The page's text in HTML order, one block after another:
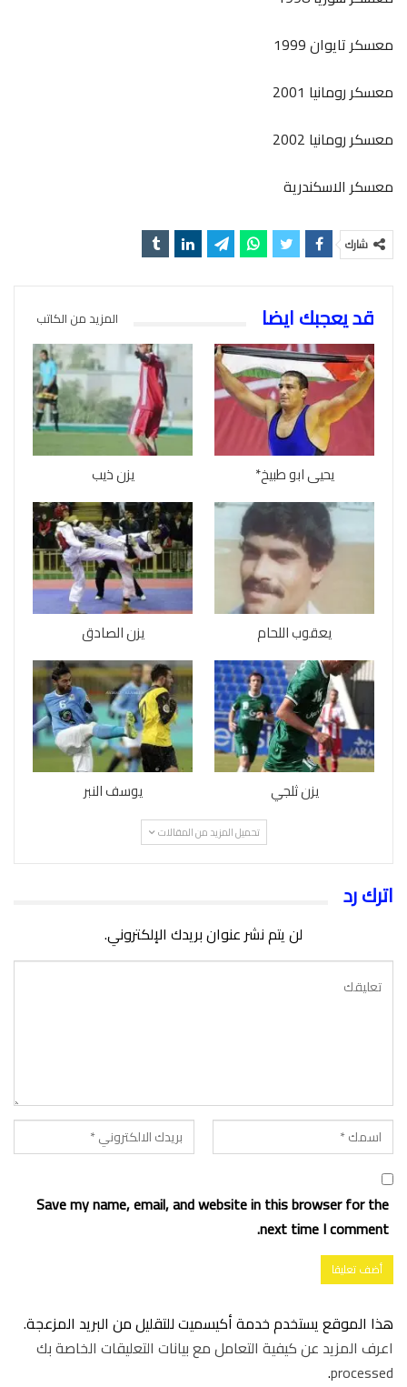
معسكر تايوان 1999
معسكر رومانيا 2001
معسكر رومانيا 2002
معسكر الاسكندرية
شارك
قد يعجبك ايضا المزيد من الكاتب
يحيى ابو طبيخ* يزن ذيب
يعقوب اللحام يزن الصادق
يزن ثلجي يوسف النبر
تحميل المزيد من المقالات
اترك رد
لن يتم نشر عنوان بريدك الإلكتروني.
Save my name, email, and website in this browser for the
next time I comment.
هذا الموقع يستخدم خدمة أكيسميت للتقليل من البريد المزعجة.
اعرف المزيد عن كيفية التعامل مع بيانات التعليقات الخاصة بك
processed
.